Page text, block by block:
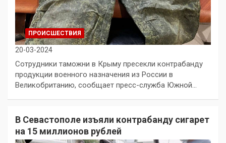
ПРОИСШЕСТВИЯ
20-03-2024
Сотрудники таможни в Крыму пресекли контрабанду
продукции военного назначения из России в
Великобританию, сообщает пресс-служба Южной…
В Севастополе изъяли контрабанду сигарет
на 15 миллионов рублей